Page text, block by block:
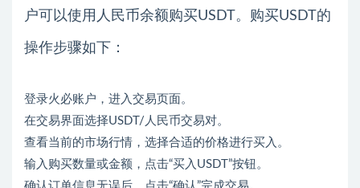
户可以使用人民币余额购买USDT。购买USDT的
操作步骤如下：
登录火必账户，进入交易页面。
在交易界面选择USDT/人民币交易对。
查看当前的市场行情，选择合适的价格进行买入。
输入购买数量或金额，点击“买入USDT”按钮。